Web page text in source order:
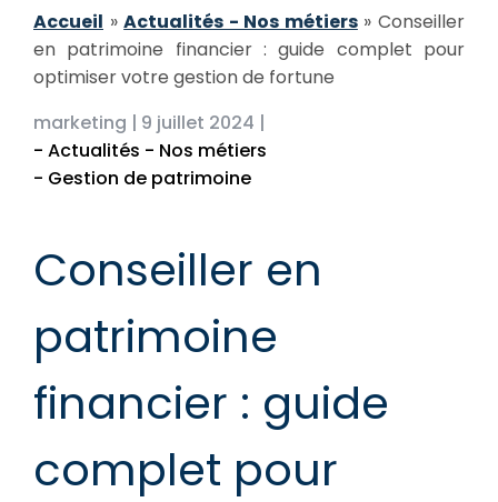
Accueil »Actualités - Nos métiers»Conseiller
en patrimoine financier : guide complet pour
optimiser votre gestion de fortune
marketing | 9 juillet 2024 |
- Actualités - Nos métiers
- Gestion de patrimoine
Conseiller en
patrimoine
financier : guide
complet pour